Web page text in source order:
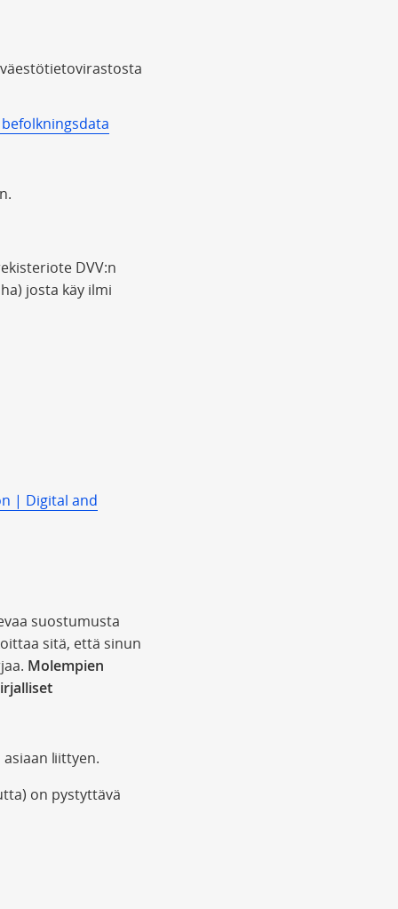
DVV:n
josta käy ilmi
| Digital and
suostumusta
sitä, että sinun
Molempien
liittyen.
on pystyttävä